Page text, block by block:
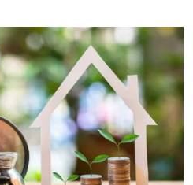
視覺美學，更重
了資源循環利用
心價值。透過重
的鋼鐵結構，貨